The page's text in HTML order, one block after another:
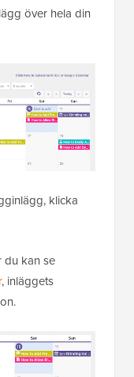
över hela din
klicka
du kan se
, inläggets